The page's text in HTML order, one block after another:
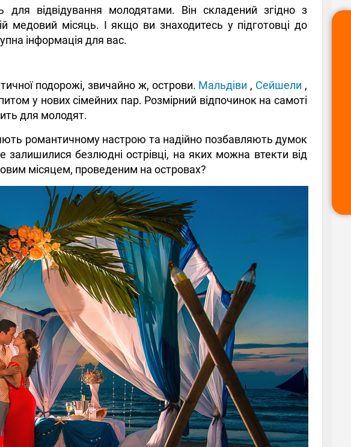
відвідування молодятами. Він складений згідно з
медовий місяць. І якщо ви знаходитесь у підготовці до
інформація для вас.
подорожі, звичайно ж, острови. Мальдіви , Сейшели ,
у нових сімейних пар. Розмірний відпочинок на самоті
для молодят.
романтичному настрою та надійно позбавляють думок
залишилися безлюдні острівці, на яких можна втекти від
місяцем, проведеним на островах?